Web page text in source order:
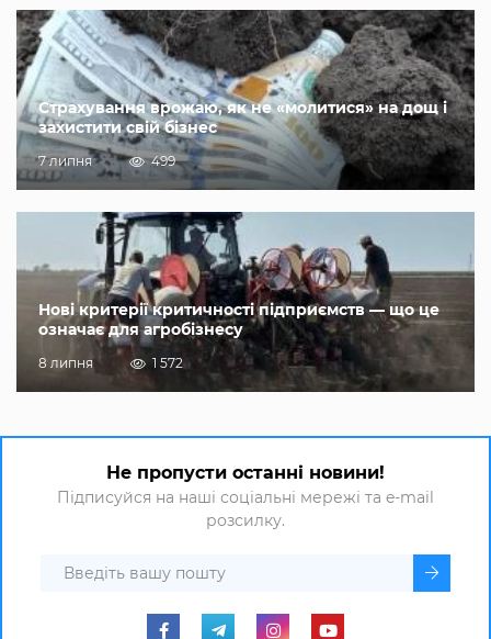
Страхування врожаю, як не «молитися» на дощ і
захистити свій бізнес
7 липня 499
Нові критерії критичності підприємств — що це
означає для агробізнесу
8 липня 1 572
Не пропусти останні новини!
Підписуйся на наші соціальні мережі та e-mail
розсилку.